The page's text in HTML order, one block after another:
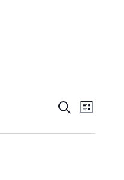
SUCHE
UND
Suche
Liste